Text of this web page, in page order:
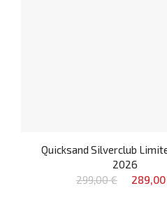
Quicksand Silverclub
2026
299,00 €